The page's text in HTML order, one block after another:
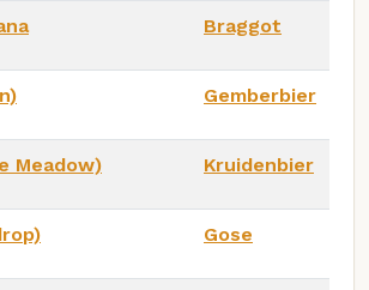
Braggot
Gemberbier
Meadow) Kruidenbier
Gose